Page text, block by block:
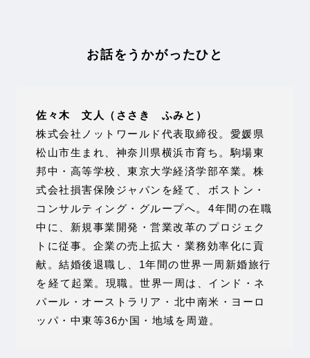
お話をうかがったひと
佐々木 文人（ささき ふみと）
株式会社ノットワールド代表取締役。愛媛県
松山市生まれ、神奈川県横浜市育ち。駒場東
邦中・高等学校、東京大学経済学部卒業。株
式会社損害保険ジャパンを経て、 ボストン・
コンサルティング・グループへ。 4年間の在職
中に、新規事業開発・営業改革の プロジェク
トに従事。企業の売上拡大・業務効率化に貢
献。結婚後退職し、1年間の世界一周新婚旅行
を 経て起業。現職。世界一周は、インド・ネ
パール・オーストラリア・ 北中南米・ヨーロ
ッパ・中東等36か国・地域を周遊。